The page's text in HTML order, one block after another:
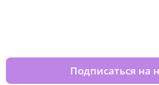
Подписаться на